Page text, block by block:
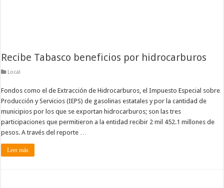
Recibe Tabasco beneficios por hidrocarburos
Local
Fondos como el de Extracción de Hidrocarburos, el Impuesto Especial sobre
Producción y Servicios (IEPS) de gasolinas estatales y por la cantidad de
municipios por los que se exportan hidrocarburos; son las tres
participaciones que permitieron a la entidad recibir 2 mil 452.1 millones de
pesos. A través del reporte …
Leer más